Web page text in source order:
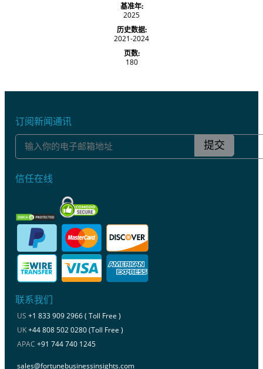
基准年:
2025
历史数据:
2021-2024
页数:
180
订阅新闻通讯
提交
信任在线
联系我们
US +1 833 909 2966 ( Toll Free )
UK+44 808 502 0280 (Toll Free )
APAC +91 744 740 1245
sales@fortunebusinessinsights.com